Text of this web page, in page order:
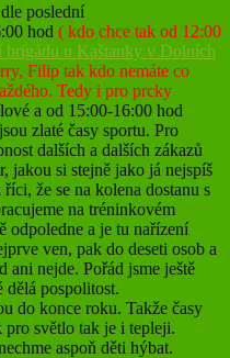
poslední
hod ( kdo chce tak od 12:00
brigádu u Kaštanky v Dolních
Filip tak kdo nemáte co
Tedy i pro prcky
a od 15:00-16:00 hod
zlaté časy sportu. Pro
dalších a dalších zákazů
jakou si stejně jako já nejspíš
že se na kolena dostanu s
na tréninkovém
odpoledne a je tu nařízení
ven, pak do deseti osob a
ani nejde. Pořád jsme ještě
dělá pospolitost.
do konce roku. Takže časy
světlo tak je i tepleji.
aspoň děti hýbat.